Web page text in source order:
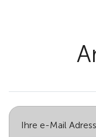
Ihre e-Mail